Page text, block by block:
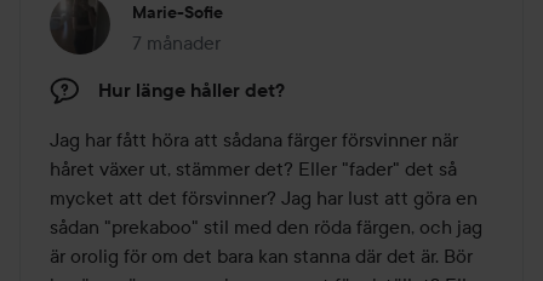
Marie-Sofie
7 månader
Inlägget skapades 7 månader
Hur länge håller det?
Jag har fått höra att sådana färger försvinner när
håret växer ut, stämmer det? Eller "fader" det så
mycket att det försvinner? Jag har lust att göra en
sådan "prekaboo" stil med den röda färgen, och jag
är orolig för om det bara kan stanna där det är. Bör